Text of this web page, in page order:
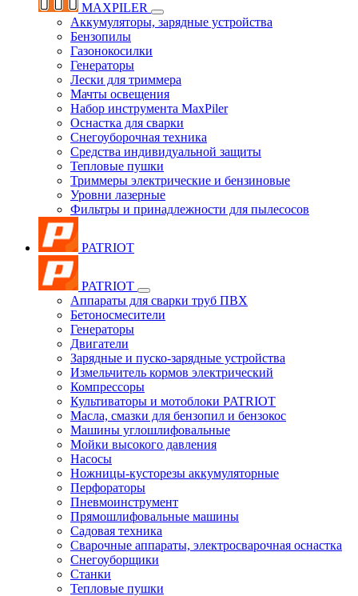
MAXPILER
Аккумуляторы, зарядные устройства
Бензопилы
Газонокосилки
Генераторы
Лески для триммера
Мачты освещения
Набор инструмента MaxPiler
Оснастка для сварки
Снегоуборочная техника
Средства индивидуальной защиты
Тепловые пушки
Триммеры электрические и бензиновые
Уровни лазерные
Фильтры и принадлежности для пылесосов
PATRIOT
PATRIOT
Аппараты для сварки труб ПВХ
Бетоносмесители
Генераторы
Двигатели
Зарядные и пуско-зарядные устройства
Измельчитель кормов электрический
Компрессоры
Культиваторы и мотоблоки PATRIOT
Масла, смазки для бензопил и бензокос
Машины углошлифовальные
Мойки высокого давления
Насосы
Ножницы-кусторезы аккумуляторные
Перфораторы
Пневмоинструмент
Прямошлифовальные машины
Садовая техника
Сварочные аппараты, электросварочная оснастка
Снегоуборщики
Станки
Тепловые пушки